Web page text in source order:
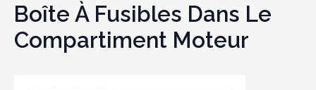
Boîte À Fusibles Dans Le
Compartiment Moteur